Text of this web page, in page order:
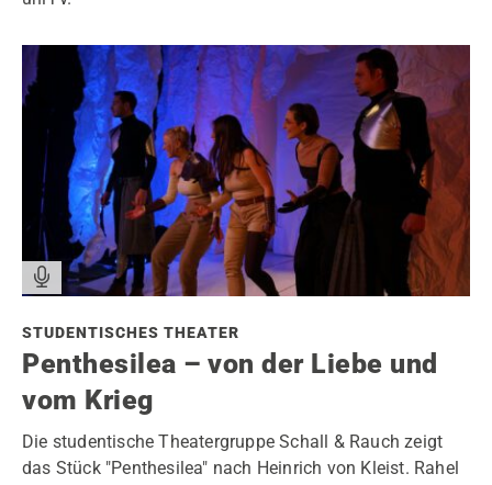
STUDENTISCHES THEATER
Penthesilea – von der Liebe und
vom Krieg
Die studentische Theatergruppe Schall & Rauch zeigt
das Stück "Penthesilea" nach Heinrich von Kleist. Rahel